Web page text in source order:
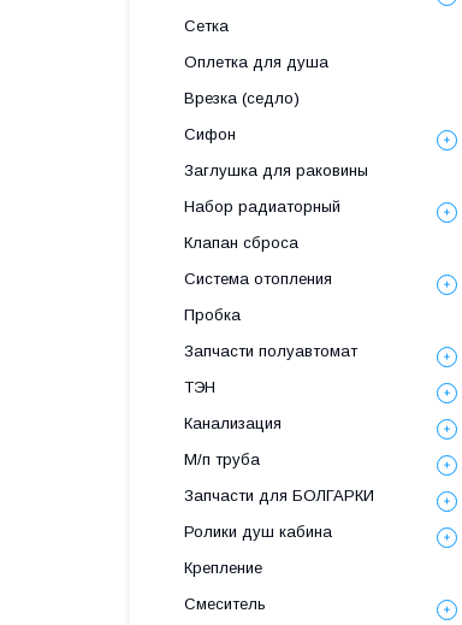
Сетка
Оплетка для душа
Врезка (седло)
Сифон
Заглушка для раковины
Набор радиаторный
Клапан сброса
Система отопления
Пробка
Запчасти полуавтомат
ТЭН
Канализация
М/п труба
Запчасти для БОЛГАРКИ
Ролики душ кабина
Крепление
Смеситель